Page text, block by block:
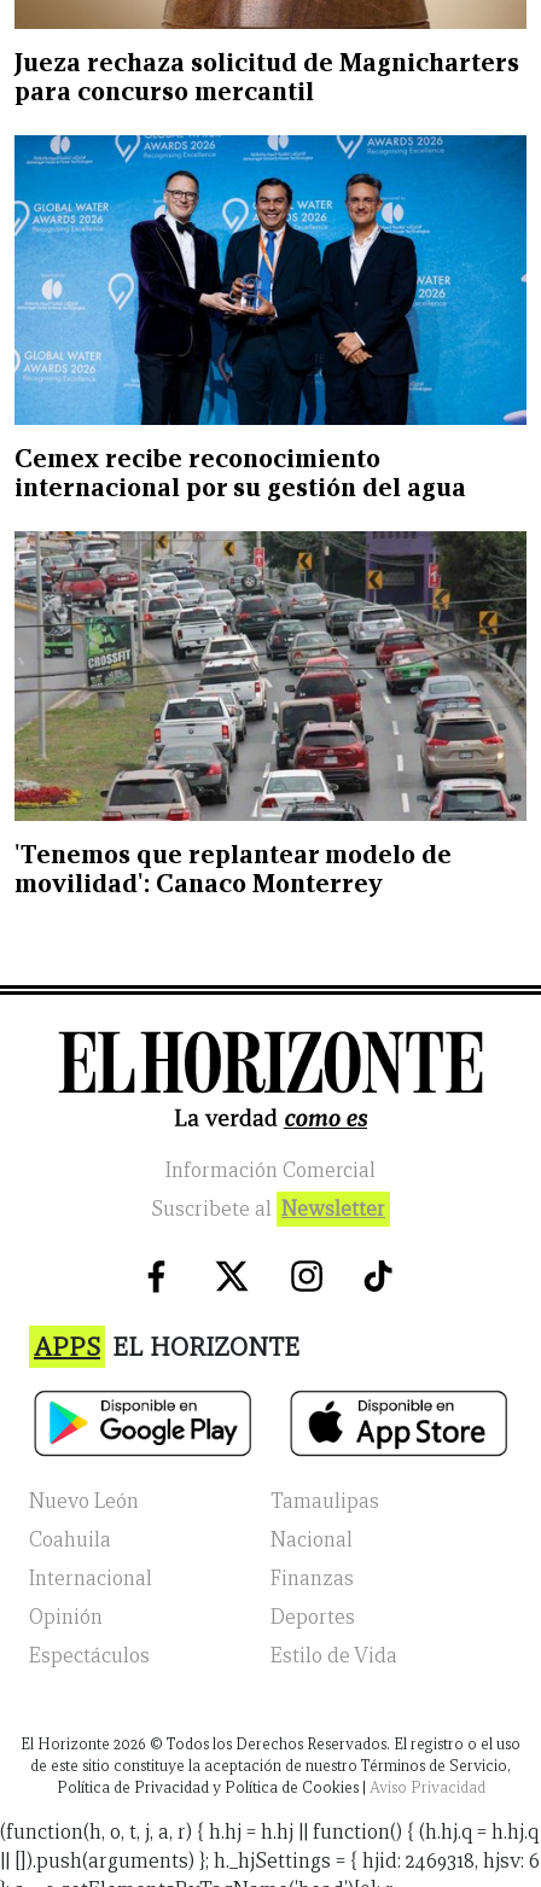
Jueza rechaza solicitud de Magnicharters
para concurso mercantil
Cemex recibe reconocimiento
internacional por su gestión del agua
'Tenemos que replantear modelo de
movilidad': Canaco Monterrey
Información Comercial
Suscribete al Newsletter
APPS EL HORIZONTE
Nuevo León
Tamaulipas
Coahuila
Nacional
Internacional
Finanzas
Opinión
Deportes
Espectáculos
Estilo de Vida
El Horizonte 2026 © Todos los Derechos Reservados. El registro o el uso
de este sitio constituye la aceptación de nuestro Términos de Servicio,
Política de Privacidad y Política de Cookies | Aviso Privacidad
(function(h, o, t, j, a, r) { h.hj = h.hj || function() { (h.hj.q = h.hj.q
|| []).push(arguments) }; h._hjSettings = { hjid: 2469318, hjsv: 6